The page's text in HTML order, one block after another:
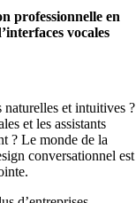
professionnelle en
vocales
naturelles et intuitives ?
et les assistants
? Le monde de la
conversationnel est